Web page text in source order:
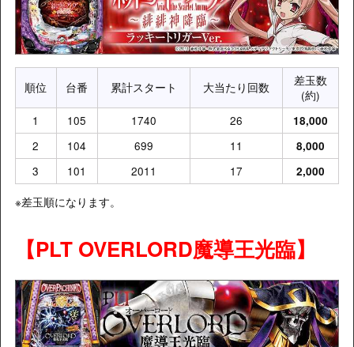
順位 台番 累計スタート 大当たり回数
差玉数
(約)
1
105 1740 26 18,000
2 104 699 11 8,000
3 101 2011 17 2,000
※差玉順になります。
【PLT OVERLORD魔導王光臨】